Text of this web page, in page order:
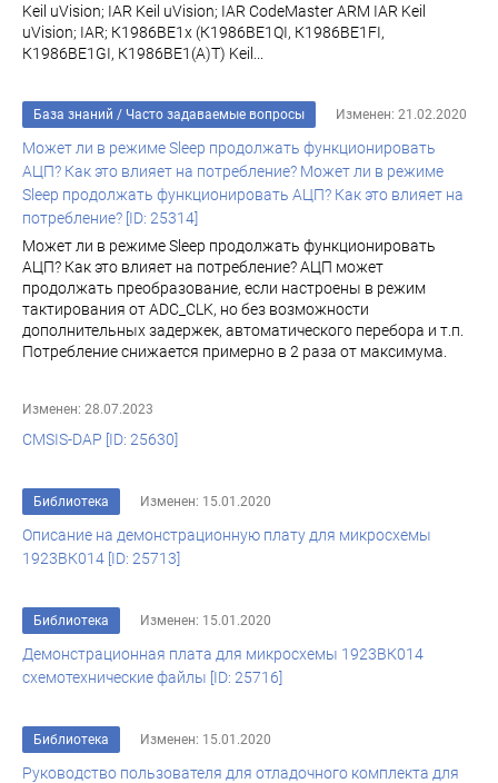
Keil uVision; IAR Keil uVision; IAR CodeMaster ARM IAR Keil
uVision; IAR; К1986ВЕ1x (К1986ВЕ1QI, К1986ВЕ1FI,
К1986ВЕ1GI, К1986ВЕ1(A)T) Keil...
База знаний / Часто задаваемые вопросы Изменен: 21.02.2020
Может ли в режиме Sleep продолжать функционировать
АЦП? Как это влияет на потребление? Может ли в режиме
Sleep продолжать функционировать АЦП? Как это влияет на
потребление? [ID: 25314]
Может ли в режиме Sleep продолжать функционировать
АЦП? Как это влияет на потребление? АЦП может
продолжать преобразование, если настроены в режим
тактирования от ADC_CLK, но без возможности
дополнительных задержек, автоматического перебора и т.п.
Потребление снижается примерно в 2 раза от максимума.
Изменен: 28.07.2023
CMSIS-DAP [ID: 25630]
Библиотека Изменен: 15.01.2020
Описание на демонстрационную плату для микросхемы
1923ВК014 [ID: 25713]
Библиотека Изменен: 15.01.2020
Демонстрационная плата для микросхемы 1923ВК014
схемотехнические файлы [ID: 25716]
Библиотека Изменен: 15.01.2020
Руководство пользователя для отладочного комплекта для